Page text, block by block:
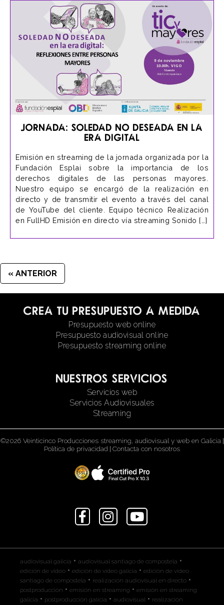
Jornada: Soledad no deseada en la
era digital
Emisión en streaming de la jornada organizada por la
Fundación Esplai sobre la importancia de los
derechos digitales de las personas mayores.
Nuestro equipo se encargó de la realización en
directo y de transmitir el evento a través del canal
de YouTube del cliente. Equipo técnico Realización
en FullHD Emisión en directo vía streaming Sonido […]
« ANTERIOR
Crea tu presupuesto a medida
Presupuesto web online
Presupuesto audiovisual online
Presupuesto streaming online
Nuestros servicios
Servicios web
Servicios Audiovisuales
Streaming
©2026 Veinticinco Producciones streaming, audiovisual y web en Galicia |
Política de privacidad | Contacta con nosotros
audiovisual galicia • audiovisual santiago de compostela •
edición de video • edición de video galicia • edición de video
santiago de compostela • realización audiovisual en directo •
postproducción • emisión en streaming • emisión en streaming
galicia • postproducción galicia • audiovisual • realización